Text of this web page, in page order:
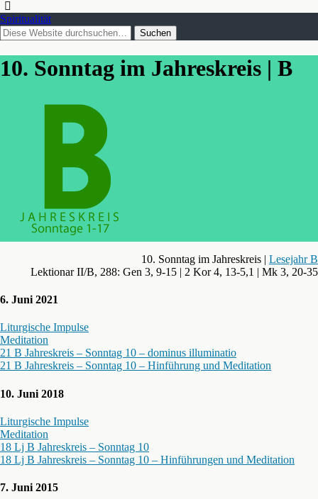
Spiritualität
10. Sonntag im Jahreskreis | B
10. Sonntag im Jahreskreis | Lesejahr B
Lektionar II/B, 288: Gen 3, 9-15 | 2 Kor 4, 13-5,1 | Mk 3, 20-35
6. Juni 2021
Liturgische Impulse
Meditation
21 B Jahreskreis – Sonntag 10 – dominus illuminatio
21 B Jahreskreis – Sonntag 10 – Hinführung und Meditation
10. Juni 2018
Liturgische Impulse
Meditation
18 Lj B Jahreskreis – Sonntag 10
18 Lj B Jahreskreis – Sonntag 10 – Hinführungen und Meditation
7. Juni 2015